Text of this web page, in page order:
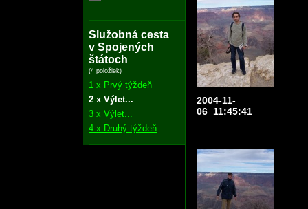
Služobná cesta
v Spojených
štátoch
(4 položiek)
1 x Prvý týždeň
2 x Výlet...
3 x Výlet...
4 x Druhý týždeň
2004-11-
06_11:45:41